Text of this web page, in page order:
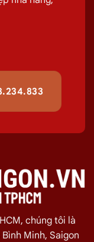
chúng tôi là
Minh, Saigon